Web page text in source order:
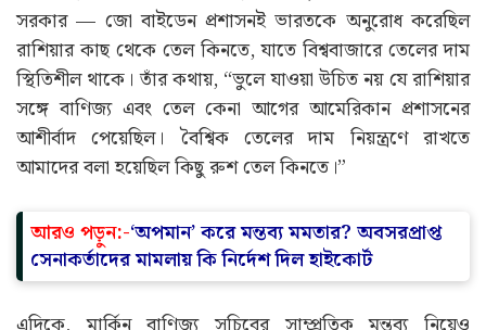
যোগ্য জবাব শশী থারুরের (Shashi Tharoor)
থারুর (Shashi Tharoor) জানান, আমেরিকার আগের
সরকার — জো বাইডেন প্রশাসনই ভারতকে অনুরোধ করেছিল
রাশিয়ার কাছ থেকে তেল কিনতে, যাতে বিশ্ববাজারে তেলের দাম
স্থিতিশীল থাকে। তাঁর কথায়, “ভুলে যাওয়া উচিত নয় যে রাশিয়ার